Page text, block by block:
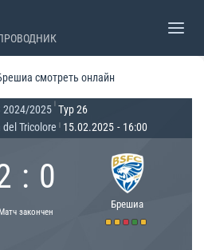
смотреть онлайн
2024/2025 Тур 26
Tricolore
15.02.2025 - 16:00
: 0
закончен
Брешиа